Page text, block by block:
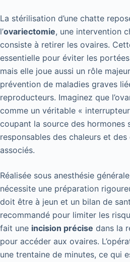
La stérilisation d’une chatte
l’ovariectomie, une intervention
consiste à retirer les ovaires.
essentielle pour éviter les
mais elle joue aussi un rôle
prévention de maladies graves
reproducteurs. Imaginez que
comme un véritable «
coupant la source des hormones
responsables des chaleurs et
associés.
Réalisée sous anesthésie
nécessite une préparation
doit être à jeun et un bilan de
recommandé pour limiter les
fait une incision précise dans la
pour accéder aux ovaires.
une trentaine de minutes, ce qui